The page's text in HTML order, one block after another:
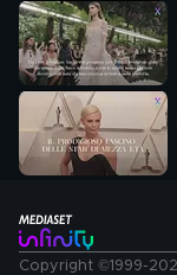
Copyright ©1999-